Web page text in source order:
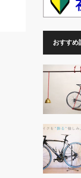
おすすめ